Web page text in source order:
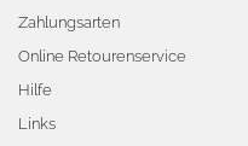
Zahlungsarten
Online Retourenservice
Hilfe
Links